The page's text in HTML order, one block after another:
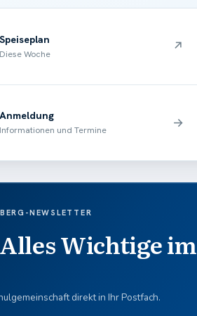
Speiseplan
Diese Woche ↗
Anmeldung
Informationen und Termine →
NEWSLETTER
Wichtige im
direkt in Ihr Postfach.